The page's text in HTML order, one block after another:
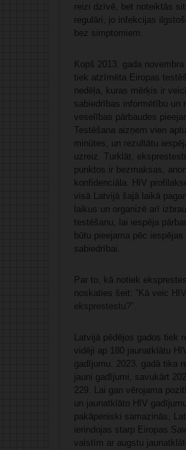
reizi dzīvē, bet noteiktās
regulāri, jo infekcijas
bez simptomiem.
Kopš 2013. gada
tiek atzīmēta Eiropas
nedēļa, kuras mērķis ir
sabiedrības informētību un
veselības pārbaudes
Testēšana aizņem vien
minūtes, un rezultātu
uzreiz. Turklāt,
punktos ir bezmaksas,
konfidenciāla. HIV
visā Latvijā šajā laikā
laikus un organizē arī
testēšanu, lai iespēja
būtu pieejama pēc iespējas
sabiedrībai.
Par to, kā notiek
noskaties šeit:
“Kā veic HIV
eksprestestu?”.
Latvijā pēdējos gados tiek
vidēji ap 180 jaunatklātu
gadījumu. 2023. gadā tika
jauni gadījumi, savukārt
229. Lai gan vērojama
un jaunatklāto HIV
pakāpeniski samazinās,
ierindojas starp Eiropas
valstīm ar augstu